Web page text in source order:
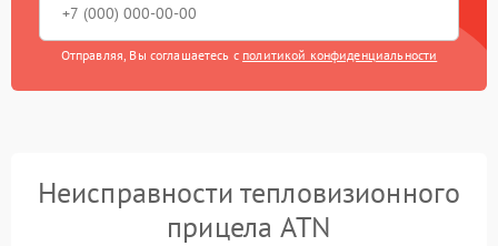
Отправляя, Вы соглашаетесь с политикой конфиденциальности
Неисправности тепловизионного
прицела ATN